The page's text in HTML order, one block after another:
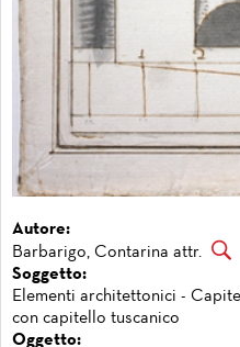
Autore:
Barbarigo, Contarina attr.
Soggetto:
Elementi architettonici -
con capitello tuscanico
Oggetto: